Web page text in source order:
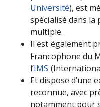
Université), est
spécialisé dans la
multiple.
Il est également
Francophone du
l’IMS
Et dispose d’une
reconnue, avec
notamment pour